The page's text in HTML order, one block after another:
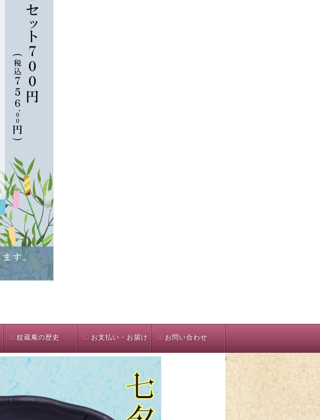
紋蔵庵の歴史 お支払い・お届け お問い合わせ